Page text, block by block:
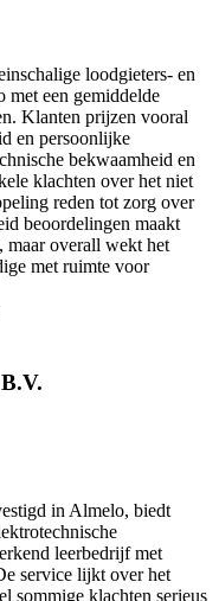
loodgieters- en
met een gemiddelde
Klanten prijzen vooral
en persoonlijke
bekwaamheid en
klachten over het niet
reden tot zorg over
beoordelingen maakt
maar overall wekt het
met ruimte voor
in Almelo, biedt
leerbedrijf met
service lijkt over het
sommige klachten serieus